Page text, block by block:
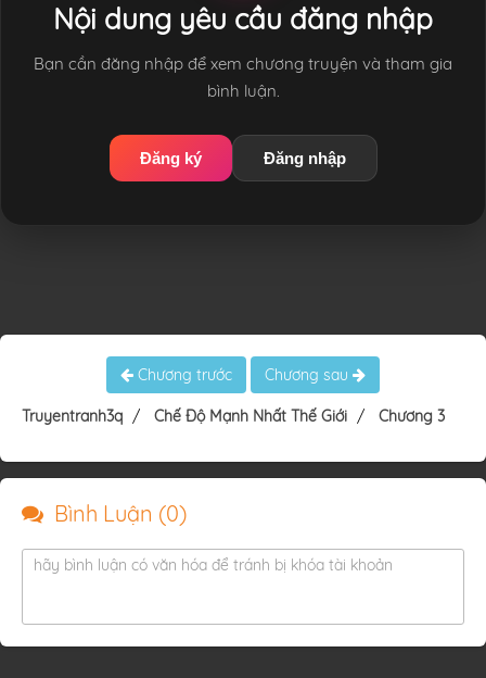
Nội dung yêu cầu đăng nhập
Bạn cần đăng nhập để xem chương truyện và tham gia
bình luận.
Đăng ký Đăng nhập
Chương trước Chương sau
Truyentranh3q Chế Độ Mạnh Nhất Thế Giới Chương 3
Bình Luận (0)
hãy bình luận có văn hóa để tránh bị khóa tài khoản